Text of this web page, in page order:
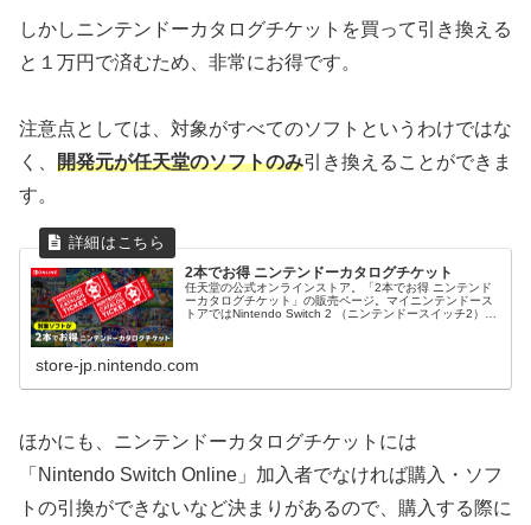
しかしニンテンドーカタログチケットを買って引き換える
と１万円で済むため、非常にお得です。
注意点としては、対象がすべてのソフトというわけではな
く、 開発元が任天堂のソフトのみ引き換えることができま
す。
2本でお得 ニンテンドーカタログチケット
任天堂の公式オンラインストア。「2本でお得 ニンテンド
ーカタログチケット」の販売ページ。マイニンテンドース
トアではNintendo Switch 2 （ニンテンドースイッチ2）本
store-jp.nintendo.com
ほかにも、ニンテンドーカタログチケットには
「Nintendo Switch Online」加入者でなければ購入・ソフ
トの引換ができないなど決まりがあるので、購入する際に